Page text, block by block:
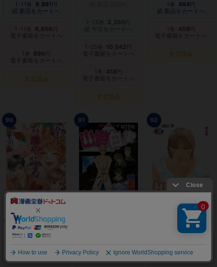
1-11 巻 9,861 円
紙 新品をカートへ
1-11 巻 9,856
電子書籍をカートへ
1 巻 896
電子書籍をカートへ
タダ読み
1-25 2,350
紙 中古をカートへ
1-25 巻 10,542
電子書籍をカートへ
1 巻 418
電子書籍をカートへ
タダ読み
1 巻 484 円
紙 新品をカートへ
1 巻 459
電子書籍をカートへ
タダ読み
90
ちはやふる
紙 新品をカートへ
91
紙 新品をカートへ
92
HUNTER×HUNTER ハン
ター×ハンター
紙 新品をカートへ